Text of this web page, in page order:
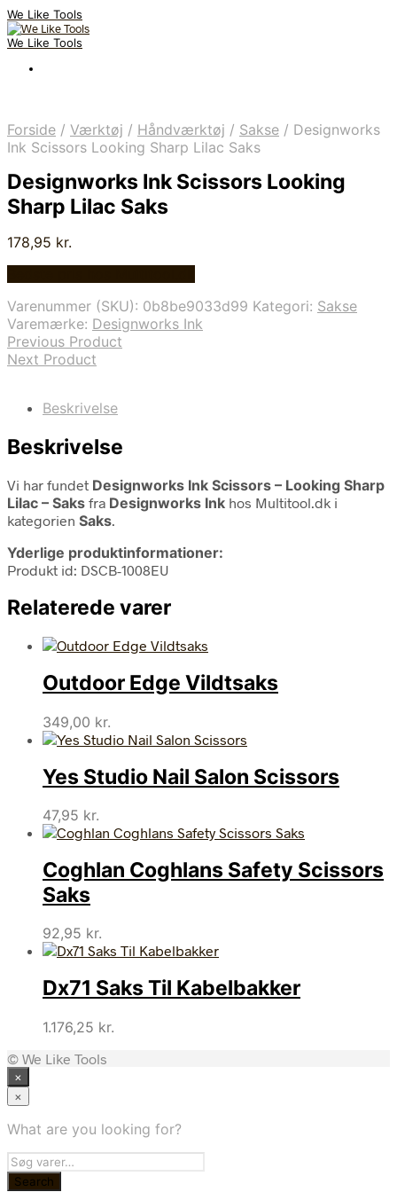
We Like Tools
We Like Tools
Forside / Værktøj / Håndværktøj / Sakse / Designworks
Ink Scissors Looking Sharp Lilac Saks
Designworks Ink Scissors Looking
Sharp Lilac Saks
178,95 kr.
Varenummer (SKU): 0b8be9033d99 Kategori: Sakse
Varemærke: Designworks Ink
Previous Product
Next Product
Beskrivelse
Beskrivelse
Vi har fundet Designworks Ink Scissors – Looking Sharp
Lilac – Saks fra Designworks Ink hos Multitool.dk i
kategorien Saks.
Yderlige produktinformationer:
Produkt id: DSCB-1008EU
Relaterede varer
Outdoor Edge Vildtsaks
349,00 kr.
Yes Studio Nail Salon Scissors
47,95 kr.
Coghlan Coghlans Safety Scissors
Saks
92,95 kr.
Dx71 Saks Til Kabelbakker
1.176,25 kr.
© We Like Tools
×
×
What are you looking for?